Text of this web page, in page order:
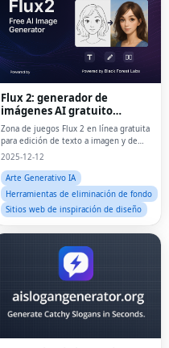
Flux 2: generador de
imágenes AI gratuito
(Flux2.one)
Zona de juegos Flux 2 en línea gratuita
para edición de texto a imagen y de
imágenes en lenguaje natural con
variantes Pro/Max.
2025-12-12
Arte Generativo IA
Herramientas de eliminación de fondo
Sitios web de inspiración de diseño